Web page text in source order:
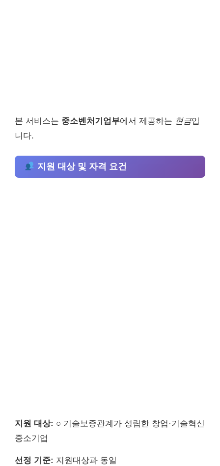
본 서비스는 중소벤처기업부에서 제공하는 현금입
니다.
지원 대상 및 자격 요건
지원 대상: ○ 기술보증관계가 성립한 창업·기술혁신
중소기업
선정 기준: 지원대상과 동일